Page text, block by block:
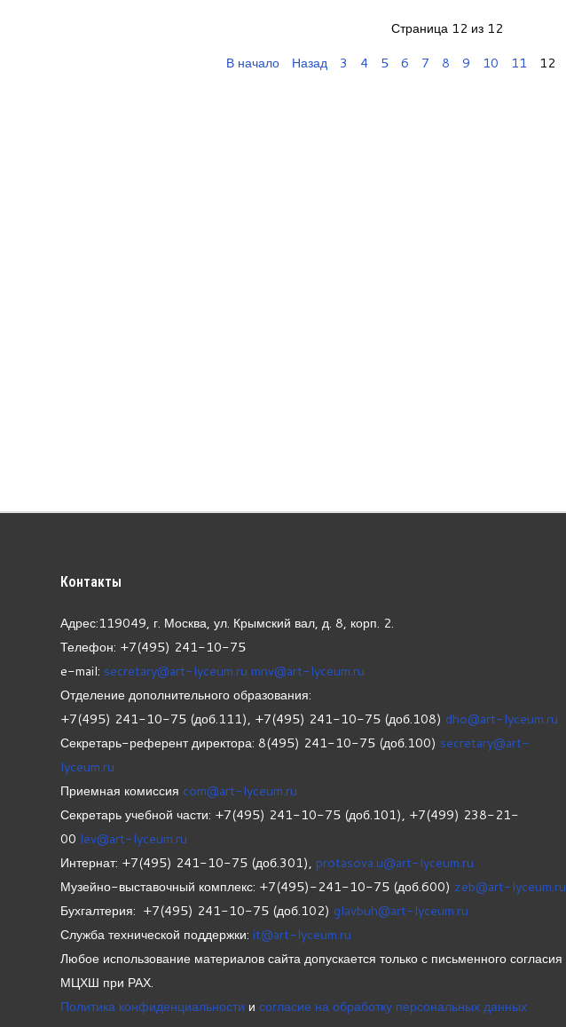
Страница 12 из 12
В начало
Назад 3 4 5 6 7 8 9 10 11 12
Контакты
Адрес:119049, г. Москва, ул. Крымский вал, д. 8, корп. 2.
Телефон: +7(495) 241-10-75
e-mail: secretary@art-lyceum.ru mnv@art-lyceum.ru
Отделение дополнительного образования:
+7(495) 241-10-75 (доб.111), +7(495) 241-10-75 (доб.108) dho@art-lyceum.ru
Секретарь-референт директора: 8(495) 241-10-75 (доб.100) secretary@art-
lyceum.ru
Приемная комиссия com@art-lyceum.ru
Секретарь учебной части: +7(495) 241-10-75 (доб.101), +7(499) 238-21-
00 lev@art-lyceum.ru
Интернат: +7(495) 241-10-75 (доб.301), protasova.u@art-lyceum.ru
Музейно-выставочный комплекс: +7(495)-241-10-75 (доб.600) zeb@art-lyceum.ru
Бухгалтерия: +7(495) 241-10-75 (доб.102) glavbuh@art-lyceum.ru
Служба технической поддержки: it@art-lyceum.ru
Любое использование материалов сайта допускается только с письменного согласия
МЦХШ при РАХ.
Политика конфиденциальности и согласие на обработку персональных данных